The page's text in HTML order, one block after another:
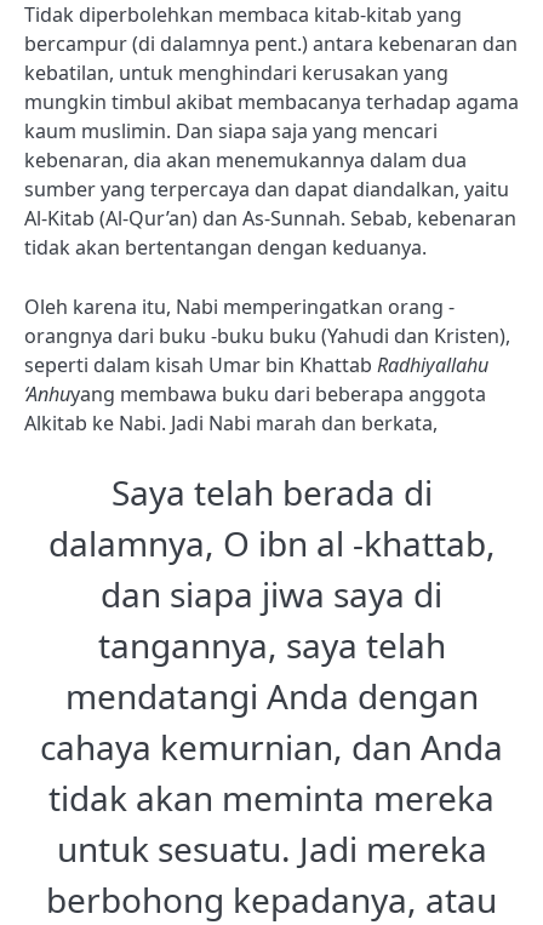
Tidak diperbolehkan membaca kitab-kitab yang
bercampur (di dalamnya pent.) antara kebenaran dan
kebatilan, untuk menghindari kerusakan yang
mungkin timbul akibat membacanya terhadap agama
kaum muslimin. Dan siapa saja yang mencari
kebenaran, dia akan menemukannya dalam dua
sumber yang terpercaya dan dapat diandalkan, yaitu
Al-Kitab (Al-Qur’an) dan As-Sunnah. Sebab, kebenaran
tidak akan bertentangan dengan keduanya.
Oleh karena itu, Nabi memperingatkan orang -
orangnya dari buku -buku buku (Yahudi dan Kristen),
seperti dalam kisah Umar bin Khattab Radhiyallahu
‘Anhuyang membawa buku dari beberapa anggota
Alkitab ke Nabi. Jadi Nabi marah dan berkata,
Saya telah berada di
dalamnya, O ibn al -khattab,
dan siapa jiwa saya di
tangannya, saya telah
mendatangi Anda dengan
cahaya kemurnian, dan Anda
tidak akan meminta mereka
untuk sesuatu. Jadi mereka
berbohong kepadanya, atau